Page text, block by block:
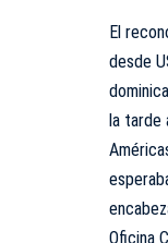
El
desde
la tarde
Oficina